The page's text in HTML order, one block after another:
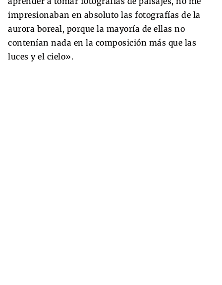
impresionaban en absoluto las fotografías de la
aurora boreal, porque la mayoría de ellas no
contenían nada en la composición más que las
luces y el cielo».